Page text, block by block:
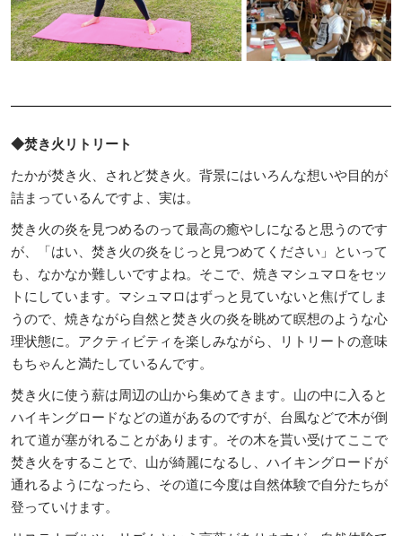
◆焚き火リトリート
たかが焚き火、されど焚き火。背景にはいろんな想いや目的が
詰まっているんですよ、実は。
焚き火の炎を見つめるのって最高の癒やしになると思うのです
が、「はい、焚き火の炎をじっと見つめてください」といって
も、なかなか難しいですよね。そこで、焼きマシュマロをセッ
トにしています。マシュマロはずっと見ていないと焦げてしま
うので、焼きながら自然と焚き火の炎を眺めて瞑想のような心
理状態に。アクティビティを楽しみながら、リトリートの意味
もちゃんと満たしているんです。
焚き火に使う薪は周辺の山から集めてきます。山の中に入ると
ハイキングロードなどの道があるのですが、台風などで木が倒
れて道が塞がれることがあります。その木を貰い受けてここで
焚き火をすることで、山が綺麗になるし、ハイキングロードが
通れるようになったら、その道に今度は自然体験で自分たちが
登っていけます。